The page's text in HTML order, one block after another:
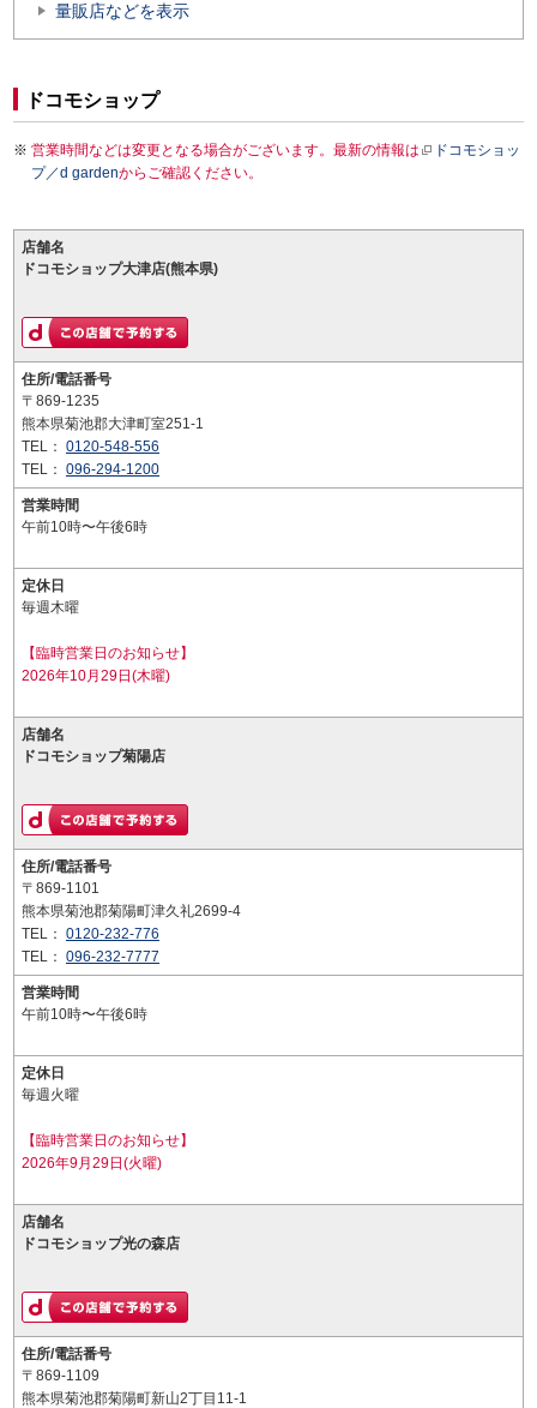
量販店などを表示
ドコモショップ
営業時間などは変更となる場合がございます。最新の情報は
ドコモショッ
プ／d gardenからご確認ください。
店舗名
ドコモショップ大津店(熊本県)
住所/電話番号
〒869-1235
熊本県菊池郡大津町室251-1
TEL： 0120-548-556
TEL： 096-294-1200
営業時間
午前10時〜午後6時
定休日
毎週木曜
【臨時営業日のお知らせ】
2026年10月29日(木曜)
店舗名
ドコモショップ菊陽店
住所/電話番号
〒869-1101
熊本県菊池郡菊陽町津久礼2699-4
TEL： 0120-232-776
TEL： 096-232-7777
営業時間
午前10時〜午後6時
定休日
毎週火曜
【臨時営業日のお知らせ】
2026年9月29日(火曜)
店舗名
ドコモショップ光の森店
住所/電話番号
〒869-1109
熊本県菊池郡菊陽町新山2丁目11-1